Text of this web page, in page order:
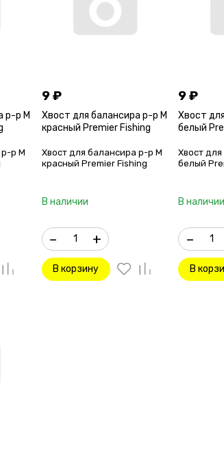
р-р M
р M
9₽
Хвост для балансира р-р M
красный Premier Fishing
Хвост для балансира р-р M
красный Premier Fishing
В наличии
– +
В корзину
9₽
Хвост
белый
Хвост
белый
В наличии
–
В